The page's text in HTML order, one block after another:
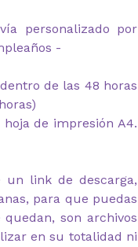
personalizado por
-
de las 48 horas
de impresión A4.
un link de descarga,
para que puedas
son archivos
en su totalidad ni